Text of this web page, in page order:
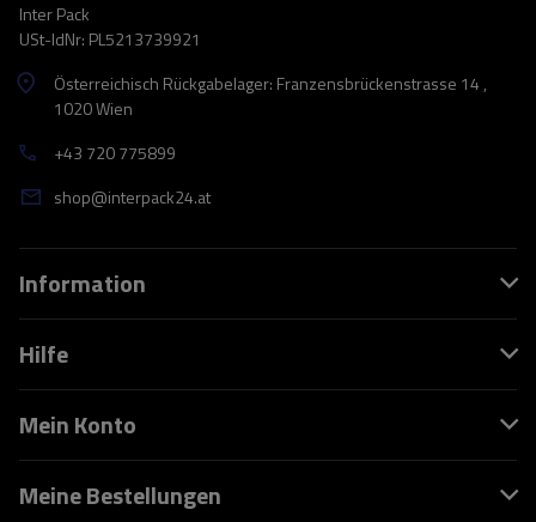
Inter Pack
USt-IdNr: PL5213739921
Österreichisch Rückgabelager: Franzensbrückenstrasse 14 ,
1020 Wien
+43 720 775899
shop@interpack24.at
Information
Hilfe
Mein Konto
Meine Bestellungen